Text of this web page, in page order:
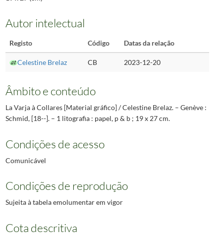
Autor intelectual
Registo Código Datas da relação
Celestine Brelaz CB 2023-12-20
Âmbito e conteúdo
La Varja à Collares [Material gráfico] / Celestine Brelaz. – Genève :
Schmid, [18--]. – 1 litografia : papel, p & b ; 19 x 27 cm.
Condições de acesso
Comunicável
Condições de reprodução
Sujeita à tabela emolumentar em vigor
Cota descritiva